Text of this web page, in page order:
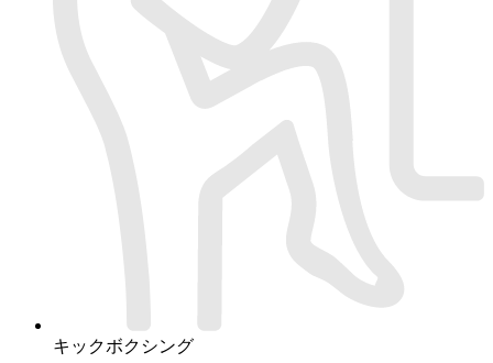
キックボクシング